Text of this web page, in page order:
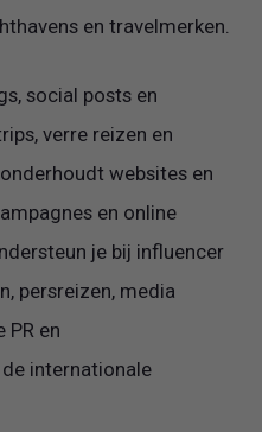
en travelmerken.
social posts en
verre reizen en
websites en
en online
je bij influencer
persreizen, media
PR en
internationale